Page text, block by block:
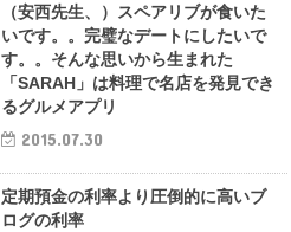
（安西先生、）スペアリブが食いた
いです。。完璧なデートにしたいで
す。。そんな思いから生まれた
「SARAH」は料理で名店を発見でき
るグルメアプリ
2015.07.30
定期預金の利率より圧倒的に高いブ
ログの利率